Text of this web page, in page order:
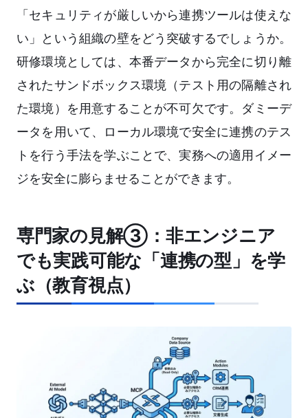
「セキュリティが厳しいから連携ツールは使えな
い」という組織の壁をどう突破するでしょうか。
研修環境としては、本番データから完全に切り離
されたサンドボックス環境（テスト用の隔離され
た環境）を用意することが不可欠です。ダミーデ
ータを用いて、ローカル環境で安全に連携のテス
トを行う手法を学ぶことで、実務への適用イメー
ジを安全に膨らませることができます。
専門家の見解③：非エンジニア
でも実践可能な「連携の型」を学
ぶ（教育視点）